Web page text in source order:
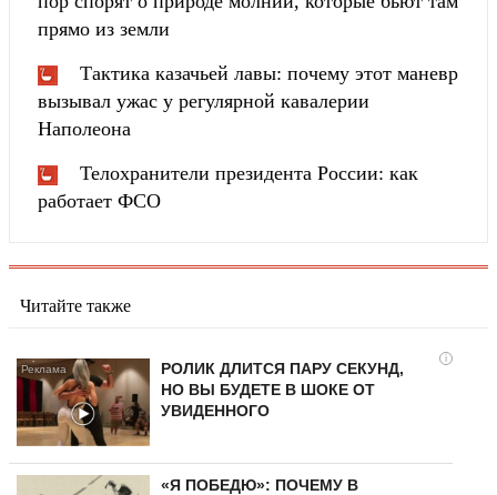
прямо из земли
Тактика казачьей лавы: почему этот маневр
вызывал ужас у регулярной кавалерии
Наполеона
Телохранители президента России: как
работает ФСО
Читайте также
i
РОЛИК ДЛИТСЯ ПАРУ СЕКУНД,
НО ВЫ БУДЕТЕ В ШОКЕ ОТ
УВИДЕННОГО
«Я ПОБЕДЮ»: ПОЧЕМУ В